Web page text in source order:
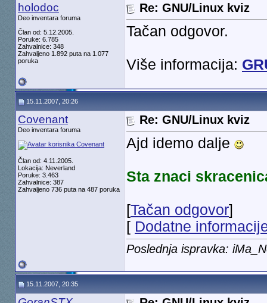
holodoc
Deo inventara foruma
Član od: 5.12.2005.
Poruke: 6.785
Zahvalnice: 348
Zahvaljeno 1.892 puta na 1.077
poruka
Re: GNU/Linux kviz
Tačan odgovor.
Više informacija:
15.11.2007, 20:26
Covenant
Deo inventara foruma
Član od: 4.11.2005.
Lokacija: Neverland
Poruke: 3.463
Zahvalnice: 387
Zahvaljeno 736 puta na 487 poruka
Re: GNU/Linux kviz
Ajd idemo dalje
Sta znaci
[Tačan odgovor]
[ Dodatne
Poslednja ispravka:
15.11.2007, 20:35